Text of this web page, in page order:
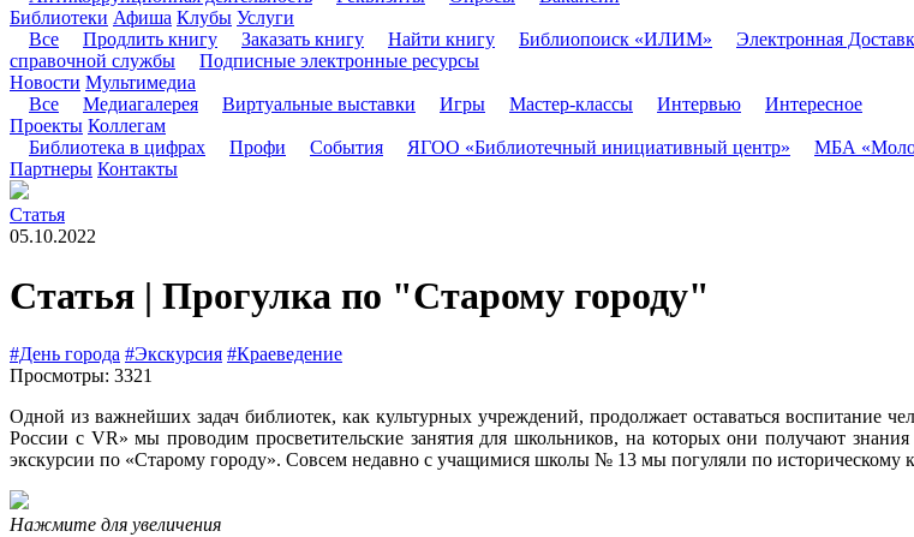
Библиотеки Афиша Клубы Услуги
Все
Продлить книгу Заказать книгу Найти книгу Библиопоиск «ИЛИМ» Электронная
справочной службы
Подписные электронные ресурсы
Новости Мультимедиа
Все
Медиагалерея Виртуальные выставки Игры Мастер-классы Интервью
Интересное
Проекты Коллегам
Библиотека в цифрах
Профи События ЯГОО «Библиотечный инициативный центр» МБА
Партнеры Контакты
Статья
05.10.2022
Статья | Прогулка по "Старому городу"
#День города #Экскурсия #Краеведение
Просмотры: 3321
Одной из важнейших задач библиотек, как культурных учреждений, продолжает оставаться воспитание
России с VR» мы проводим просветительские занятия для школьников, на которых они получают
экскурсии по «Старому городу». Совсем недавно с учащимися школы № 13 мы погуляли по историческому
Нажмите для увеличения